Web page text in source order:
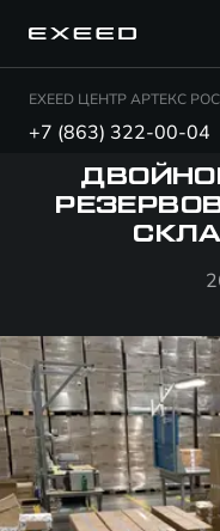
EXEED ЦЕНТР АРТЕКС
+7 (863) 322-00-04